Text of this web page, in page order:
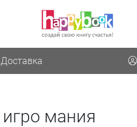
Доставка
игро мания